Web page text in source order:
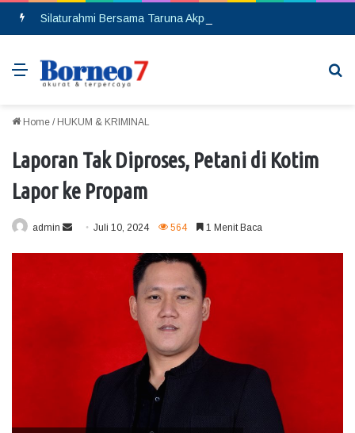
Menu
Home / HUKUM & KRIMINAL
Laporan Tak Diproses, Petani di Kotim
Lapor ke Propam
admin Juli 10, 2024 564 1 Menit Baca